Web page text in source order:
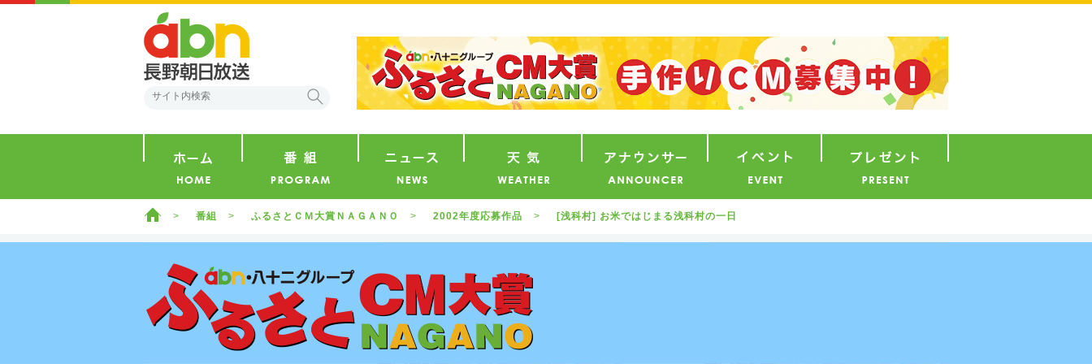
ホーム 番組 ふるさとＣＭ大賞ＮＡＧＡＮＯ 2002年度応募作品 [浅科村] お米ではじまる浅科村の一日